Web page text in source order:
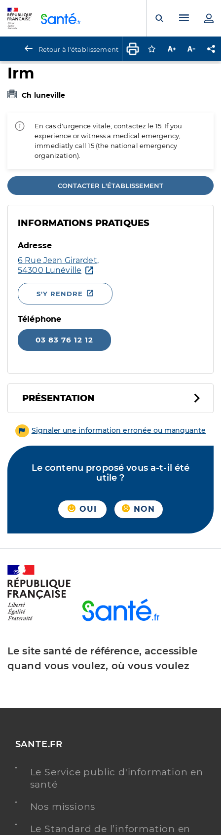
Ouvrir laMenu
Retour à l'établissement Connectez-vous
Augmenter la
Irm
Ch luneville
En cas d'urgence vitale, contactez le 15. If you
experience or witness a medical emergency,
immediatly call 15 (the national emergency
organization).
CONTACTER L'ÉTABLISSEMENT
INFORMATIONS PRATIQUES
Adresse
6 Rue Jean Girardet,
54300 Lunéville
S'Y RENDRE
Téléphone
03 83 76 12 12
PRÉSENTATION
Signaler une information erronée ou manquante
Le contenu proposé vous a-t-il été
utile ?
OUI NON
Le site santé de référence, accessible
quand vous voulez, où vous voulez
SANTE.FR
Le Service public d'information en
santé
Nos missions
Le Standard de l’information en